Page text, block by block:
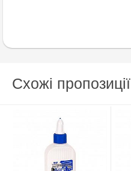
Схожі пропозиції